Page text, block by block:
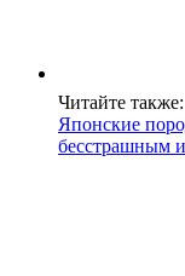
Читайте также:
Японские
бесстрашным